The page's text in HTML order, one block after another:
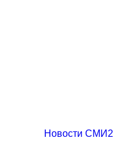
Новости СМИ2